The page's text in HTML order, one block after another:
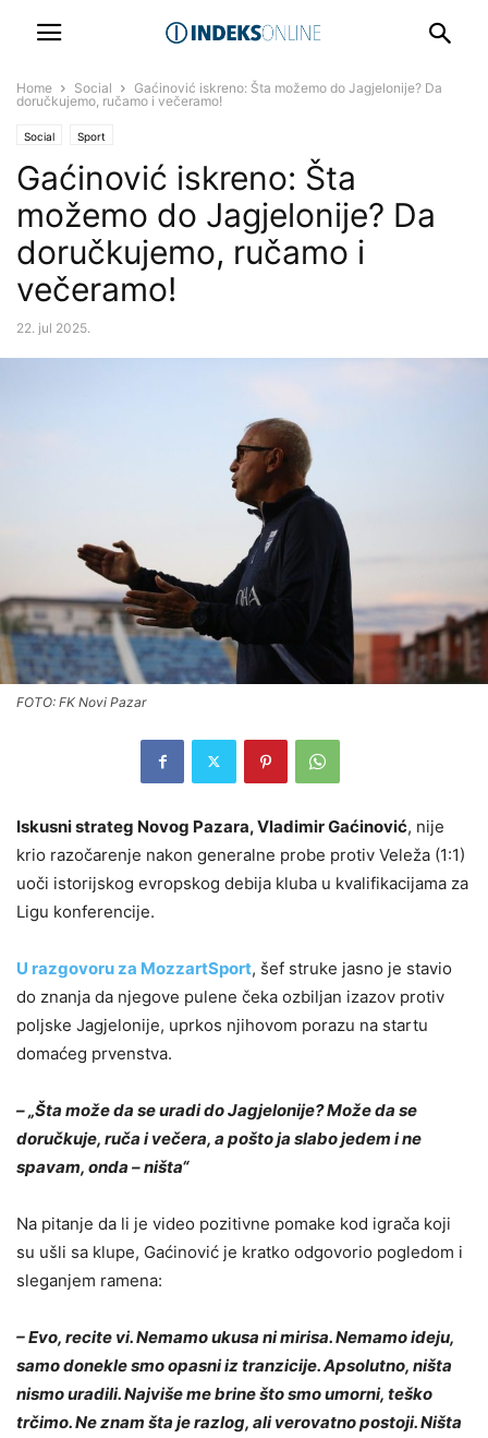
Home Social
Gaćinović iskreno: Šta možemo do Jagjelonije? Da
doručkujemo, ručamo i večeramo!
Social Sport
Gaćinović iskreno: Šta
možemo do Jagjelonije? Da
doručkujemo, ručamo i
večeramo!
22. jul 2025.
FOTO: FK Novi Pazar
Iskusni strateg Novog Pazara, Vladimir Gaćinović, nije
krio razočarenje nakon generalne probe protiv Veleža (1:1)
uoči istorijskog evropskog debija kluba u kvalifikacijama za
Ligu konferencije.
U razgovoru za MozzartSport, šef struke jasno je stavio
do znanja da njegove pulene čeka ozbiljan izazov protiv
poljske Jagjelonije, uprkos njihovom porazu na startu
domaćeg prvenstva.
– „Šta može da se uradi do Jagjelonije? Može da se
doručkuje, ruča i večera, a pošto ja slabo jedem i ne
spavam, onda – ništa“
Na pitanje da li je video pozitivne pomake kod igrača koji
su ušli sa klupe, Gaćinović je kratko odgovorio pogledom i
sleganjem ramena:
– Evo, recite vi. Nemamo ukusa ni mirisa. Nemamo ideju,
samo donekle smo opasni iz tranzicije. Apsolutno, ništa
nismo uradili. Najviše me brine što smo umorni, teško
trčimo. Ne znam šta je razlog, ali verovatno postoji. Ništa